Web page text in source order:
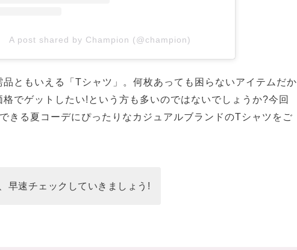
A post shared by Champion (@champion)
ともいえる「Tシャツ」。何枚あっても困らないアイテムだか
格でゲットしたい!という方も多いのではないでしょうか?今回
きる夏コーデにぴったりなカジュアルブランドのTシャツをご
早速チェックしていきましょう!